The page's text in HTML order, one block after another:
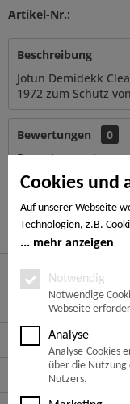
Cookies und
Auf unserer Webseite
Technologien, z.B.
Ihrem Endgerät
Notwendige Cookies,
notwendigen Cookies
sind, um den von
Cookies werden nur auf
gesetzt. Die
noch nicht vollendet
Sorgeberechtigten.
für die Zukunft
mehr anzeigen
Notwendig
Notwendige
Webseite
Analyse
Analyse-Cookies
über die
Nutzers.
Artikel-Nr.:
Beschreibung
Jotun Demidekk
1972 zum Schutz
Bewertungen
0
Bewertungen
Hier finden Sie uns
Service Hotline
Service
Informationen
Zahlungsarten